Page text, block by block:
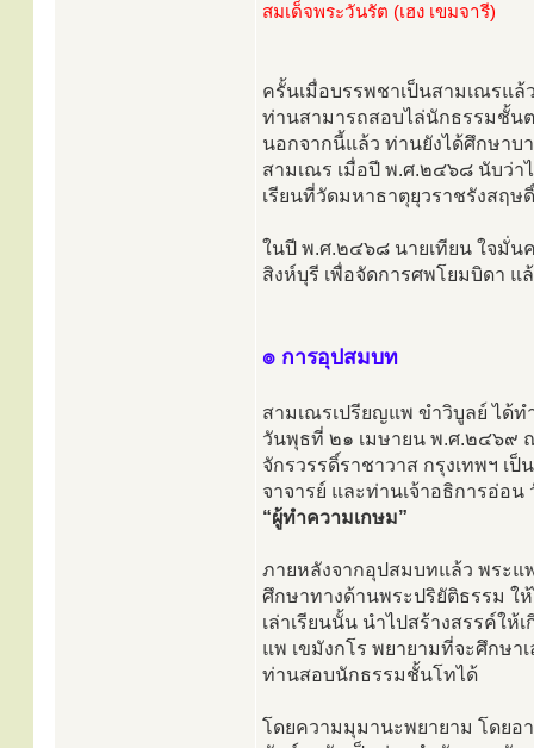
สมเด็จพระวันรัต (เฮง เขมจารี)
ครั้นเมื่อบรรพชาเป็นสามเณรแ
ท่านสามารถสอบไล่นักธรรมชั้น
นอกจากนี้แล้ว ท่านยังได้ศึกษาบ
สามเณร เมื่อปี พ.ศ.๒๔๖๘ นับว่า
เรียนที่วัดมหาธาตุยุวราชรังสฤษ
ในปี พ.ศ.๒๔๖๘ นายเทียน ใจมั่น
สิงห์บุรี เพื่อจัดการศพโยมบิดา แ
๏ การอุปสมบท
สามเณรเปรียญแพ ขำวิบูลย์ ได้
วันพุธที่ ๒๑ เมษายน พ.ศ.๒๔๖๙
จักรวรรดิ์ราชาวาส กรุงเทพฯ เ
จาจารย์ และท่านเจ้าอธิการอ่อ
“ผู้ทำความเกษม”
ภายหลังจากอุปสมบทแล้ว พระแ
ศึกษาทางด้านพระปริยัติธรรม ใ
เล่าเรียนนั้น นำไปสร้างสรรค์ใ
แพ เขมังกโร พยายามที่จะศึกษา
ท่านสอบนักธรรมชั้นโทได้
โดยความมุมานะพยายาม โดยอ